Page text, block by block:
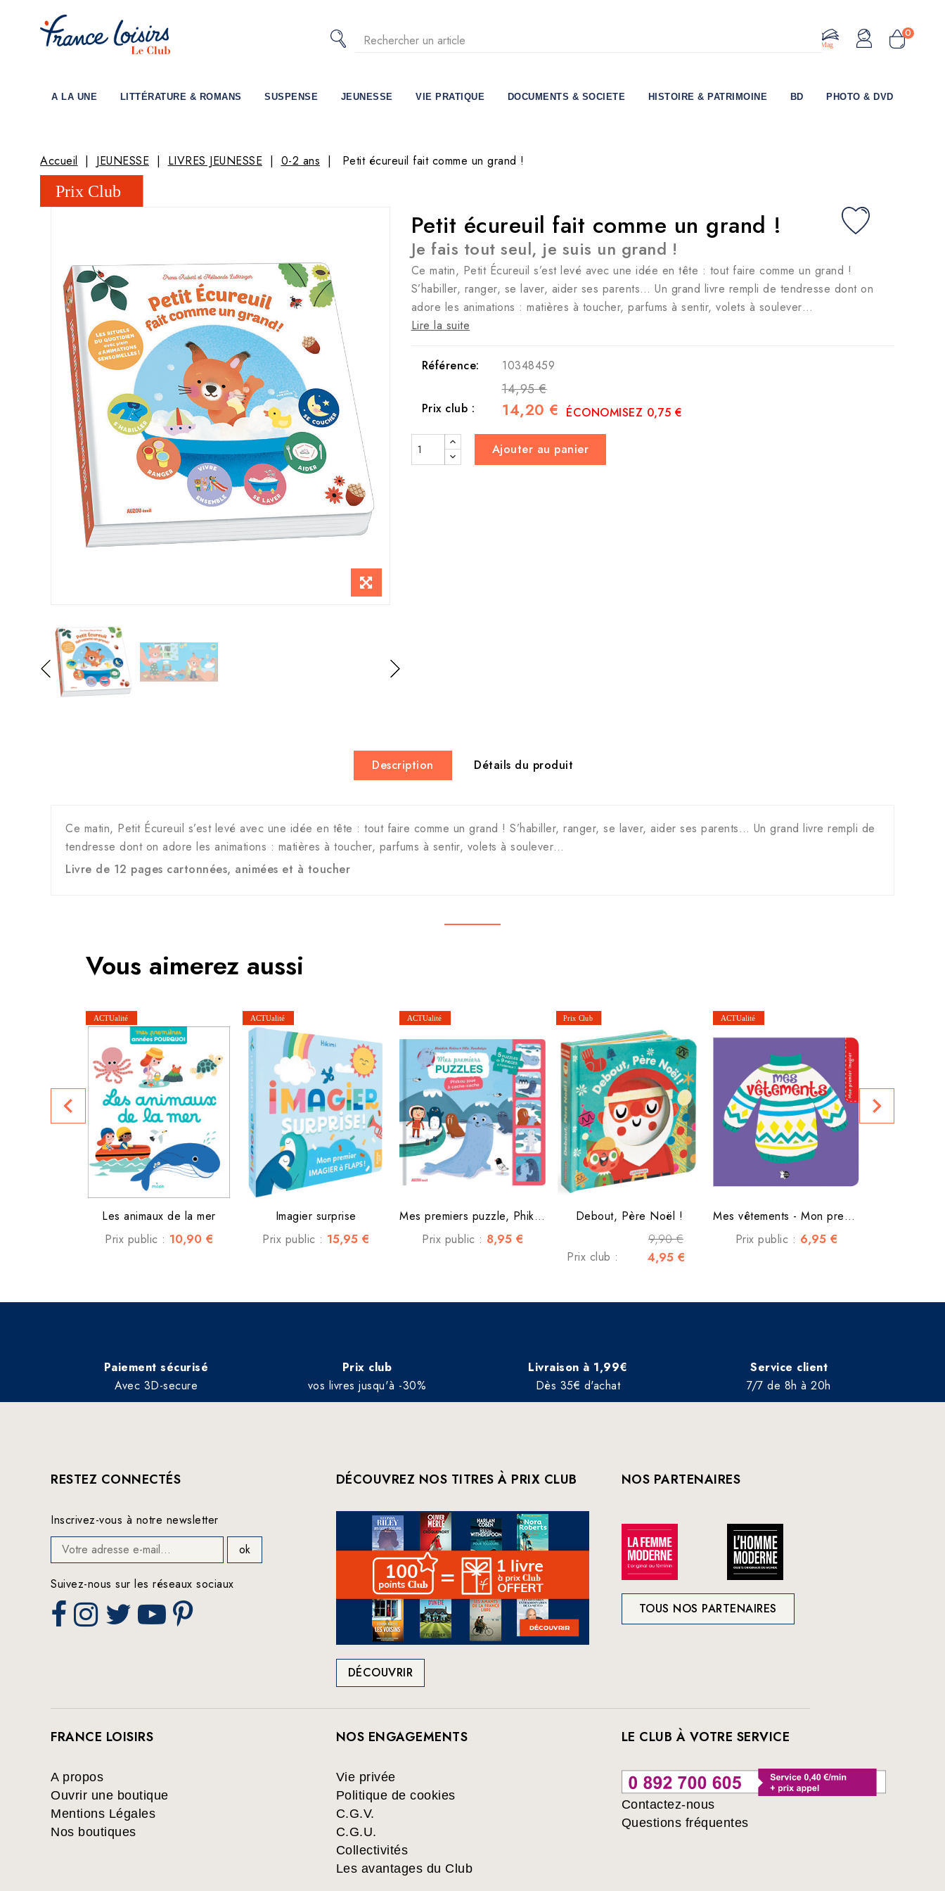
0
Le Mag
A LA UNE LITTÉRATURE & ROMANS SUSPENSE JEUNESSE VIE PRATIQUE DOCUMENTS & SOCIETE HISTOIRE & PATRIMOINE BD PHOTO & DVD
Accueil JEUNESSE LIVRES JEUNESSE 0-2 ans Petit écureuil fait comme un grand !
Petit écureuil fait comme un grand !
Je fais tout seul, je suis un grand !
Ce matin, Petit Écureuil s’est levé avec une idée en tête : tout faire comme un grand !
S’habiller, ranger, se laver, aider ses parents… Un grand livre rempli de tendresse dont on
adore les animations : matières à toucher, parfums à sentir, volets à soulever…
Lire la suite
Référence: 10348459
14,95 €
Prix club : 14,20 € ÉCONOMISEZ 0,75 €
Ajouter au panier
Description Détails du produit
Ce matin, Petit Écureuil s’est levé avec une idée en tête : tout faire comme un grand ! S’habiller, ranger, se laver, aider ses parents… Un grand livre rempli de
tendresse dont on adore les animations : matières à toucher, parfums à sentir, volets à soulever…
Livre de 12 pages cartonnées, animées et à toucher
Vous aimerez aussi
Les animaux de la mer
Prix public : 10,90 €
Imagier surprise
Prix public : 15,95 €
Mes premiers puzzle, Phikou...
Prix public : 8,95 €
Debout, Père Noël !
9,90 €
Prix club : 4,95 €
Mes vêtements - Mon premier...
Prix public : 6,95 €
Prix
navigate_before navigate_next
Paiement sécurisé
Avec 3D-secure
Prix club
vos livres jusqu'à -30%
Livraison à 1,99€
Dès 35€ d'achat
Service client
7/7 de 8h à 20h
RESTEZ CONNECTÉS
Inscrivez-vous à notre newsletter
Suivez-nous sur les réseaux sociaux
DÉCOUVREZ NOS TITRES À PRIX CLUB
DÉCOUVRIR
NOS PARTENAIRES
TOUS NOS PARTENAIRES
FRANCE LOISIRS
A propos
Ouvrir une boutique
Mentions Légales
Nos boutiques
NOS ENGAGEMENTS
Vie privée
Politique de cookies
C.G.V.
C.G.U.
Collectivités
Les avantages du Club
LE CLUB À VOTRE SERVICE
Contactez-nous
Questions fréquentes